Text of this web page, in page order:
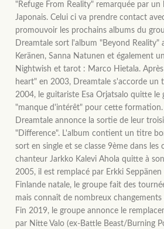
"Refuge From Reality" remarquée par un
Japonais. Celui ci va prendre contact
promouvoir les prochains albums du
Dreamtale sort l'album "Beyond Reality"
Keränen, Sanna Natunen et également
Nightwish et tarot : Marco Hietala.
heart" en 2003, Dreamtale s'accorde un
2004, le guitariste Esa Orjatsalo quitte le
"manque d'intérêt" pour cette formation.
Dreamtale annonce la sortie de leur
"Difference". L'album contient un titre
sort en single et se classe 9ème dans les
chanteur Jarkko Kalevi Ahola quitte à
2005, il est remplacé par Erkki
Finlande natale, le groupe fait des
mais connaît de nombreux
Fin 2019, le groupe annonce le
par Nitte Valo (ex-Battle Beast/Burning